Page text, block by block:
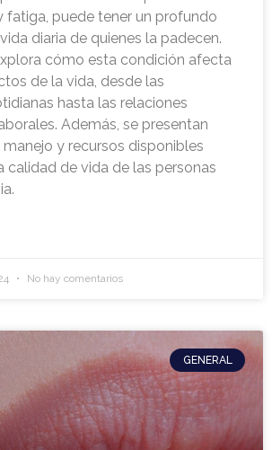
fatiga, puede tener un profundo
diaria de quienes la padecen.
cómo esta condición afecta
de la vida, desde las
hasta las relaciones
Además, se presentan
y recursos disponibles
calidad de vida de las personas
No hay comentarios
GENERAL